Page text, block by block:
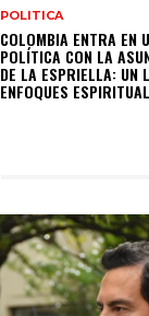
POLITICA
COLOMBIA ENTRA EN
POLÍTICA CON LA
DE LA ESPRIELLA: UN
ENFOQUES